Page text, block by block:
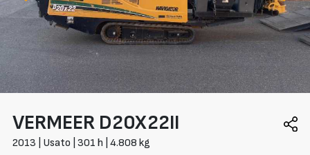
VERMEER D20X22II
2013 | Usato | 301 h | 4.808 kg